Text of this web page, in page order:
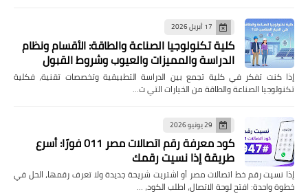
17 أبريل 2026
كلية تكنولوجيا الصناعة والطاقة: الأقسام ونظام
الدراسة والمميزات والعيوب وشروط القبول
إذا كنت تفكر في كلية تجمع بين الدراسة التطبيقية وتخصصات تقنية، فكلية
تكنولوجيا الصناعة والطاقة من الخيارات التي ت…
29 يونيو 2026
كود معرفة رقم اتصالات مصر 011 فورًا: أسرع
طريقة إذا نسيت رقمك
إذا نسيت رقم خط اتصالات مصر أو اشتريت شريحة جديدة ولا تعرف رقمها، الحل في
خطوة واحدة: افتح لوحة الاتصال، اطلب الكود، …